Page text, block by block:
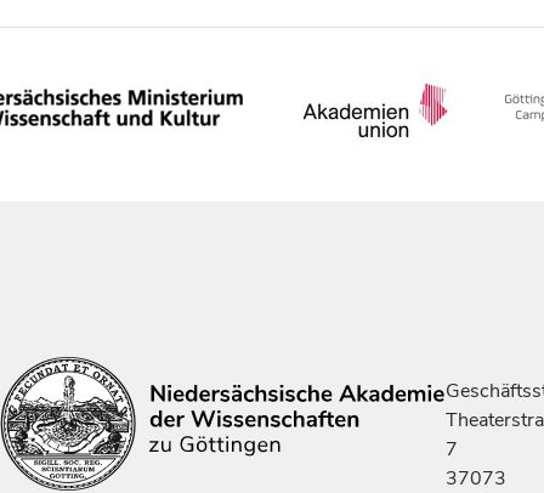
7
37073